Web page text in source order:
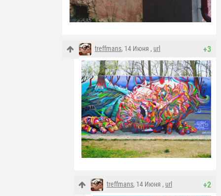
+3
treffmans, 14 Июня , url
+2
treffmans, 14 Июня , url